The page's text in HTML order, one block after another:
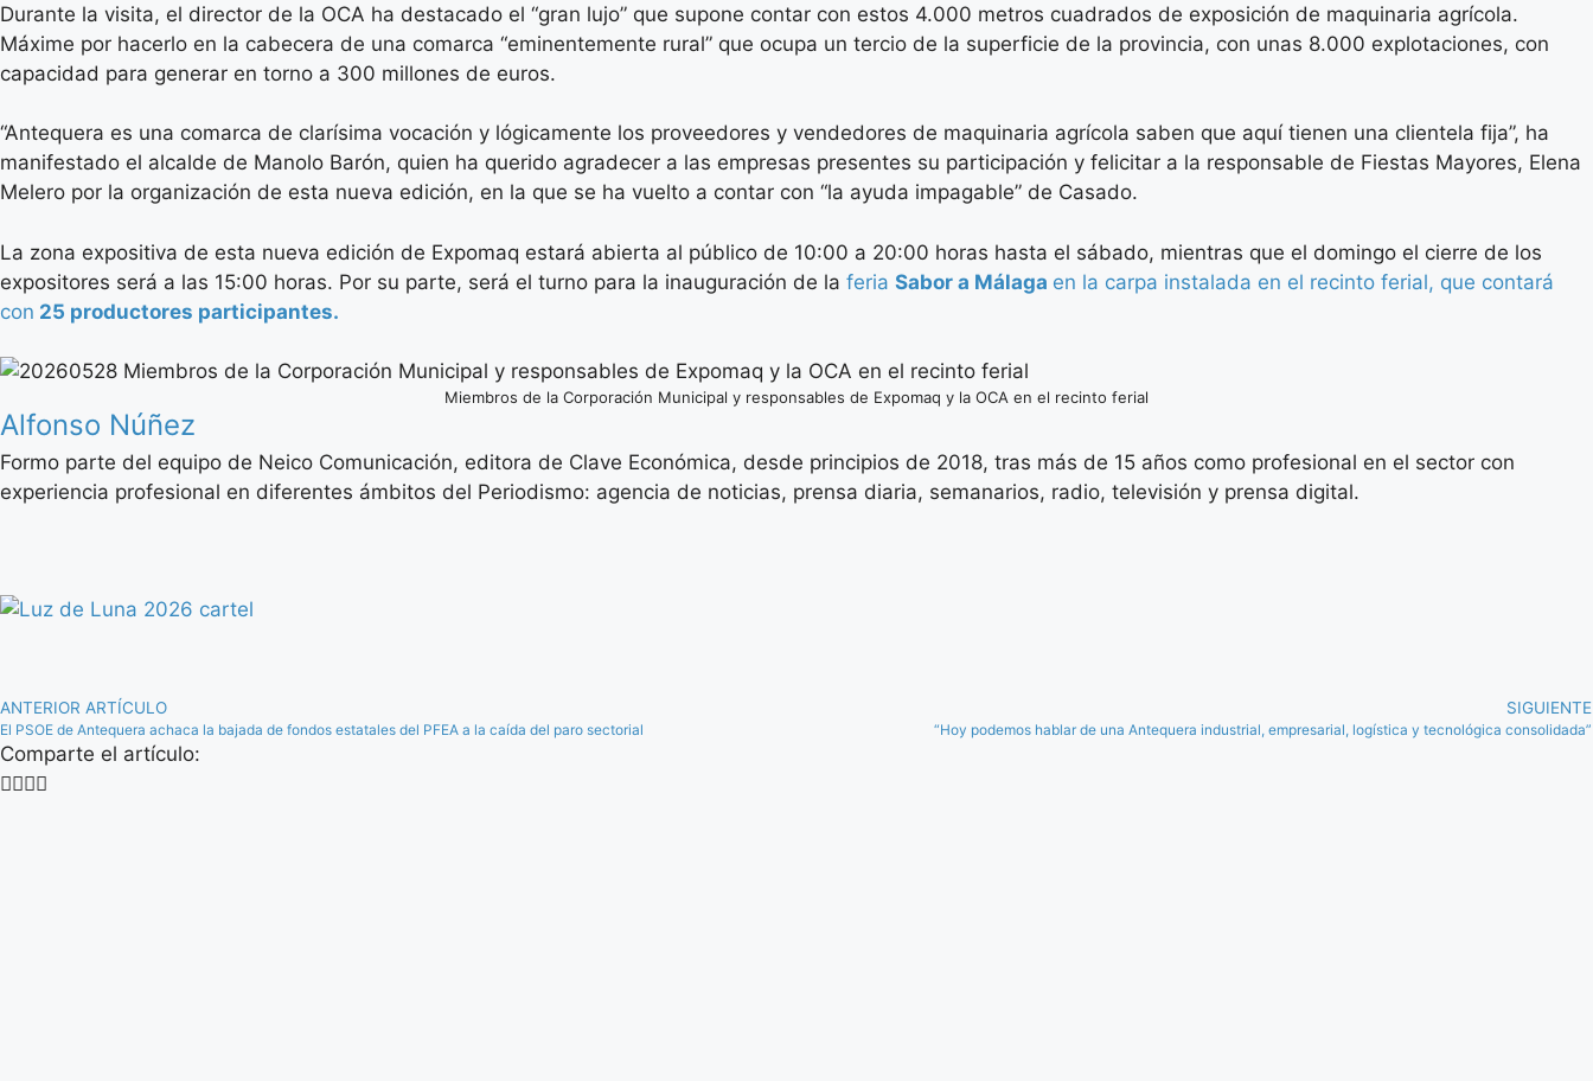
Durante la visita, el director de la OCA ha destacado el “gran lujo” que supone contar con estos 4.000 metros cuadrados de exposición de maquinaria agrícola.
Máxime por hacerlo en la cabecera de una comarca “eminentemente rural” que ocupa un tercio de la superficie de la provincia, con unas 8.000 explotaciones, con
capacidad para generar en torno a 300 millones de euros.
“Antequera es una comarca de clarísima vocación y lógicamente los proveedores y vendedores de maquinaria agrícola saben que aquí tienen una clientela fija”, ha
manifestado el alcalde de Manolo Barón, quien ha querido agradecer a las empresas presentes su participación y felicitar a la responsable de Fiestas Mayores, Elena
Melero por la organización de esta nueva edición, en la que se ha vuelto a contar con “la ayuda impagable” de Casado.
La zona expositiva de esta nueva edición de Expomaq estará abierta al público de 10:00 a 20:00 horas hasta el sábado, mientras que el domingo el cierre de los
expositores será a las 15:00 horas. Por su parte, será el turno para la inauguración de la feria Sabor a Málaga en la carpa instalada en el recinto ferial, que contará
con 25 productores participantes.
Miembros de la Corporación Municipal y responsables de Expomaq y la OCA en el recinto ferial
Alfonso Núñez
Formo parte del equipo de Neico Comunicación, editora de Clave Económica, desde principios de 2018, tras más de 15 años como profesional en el sector con
experiencia profesional en diferentes ámbitos del Periodismo: agencia de noticias, prensa diaria, semanarios, radio, televisión y prensa digital.
ANTERIOR ARTÍCULO
El PSOE de Antequera achaca la bajada de fondos estatales del PFEA a la caída del paro sectorial
SIGUIENTE
“Hoy podemos hablar de una Antequera industrial, empresarial, logística y tecnológica consolidada”
Comparte el artículo: